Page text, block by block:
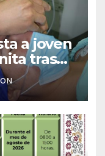
a joven
tras
visual